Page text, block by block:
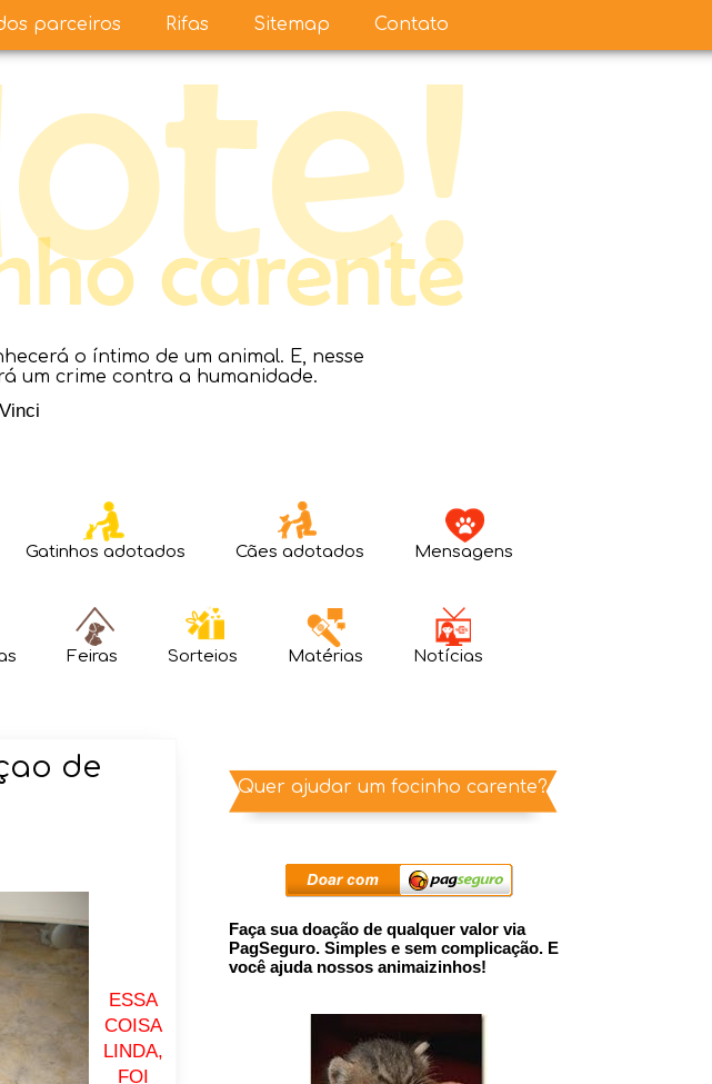
o íntimo de um animal. E, nesse
um crime contra a humanidade.
Gatinhos adotados Cães adotados Mensagens
Feiras Sorteios Matérias Notícias
de
ESSA
COISA
LINDA,
FOI
parceiros Rifas Sitemap Contato
Quer ajudar um focinho carente?
Faça sua doação de qualquer valor via
PagSeguro. Simples e sem complicação. E
você ajuda nossos animaizinhos!